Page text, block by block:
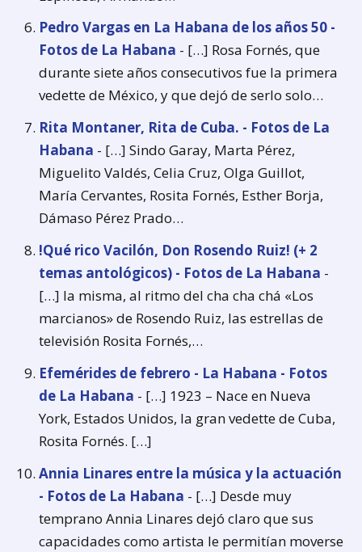
Pedro Vargas en La Habana de los años 50 -
Fotos de La Habana - […] Rosa Fornés, que
durante siete años consecutivos fue la primera
vedette de México, y que dejó de serlo solo…
Rita Montaner, Rita de Cuba. - Fotos de La
Habana - […] Sindo Garay, Marta Pérez,
Miguelito Valdés, Celia Cruz, Olga Guillot,
María Cervantes, Rosita Fornés, Esther Borja,
Dámaso Pérez Prado…
!Qué rico Vacilón, Don Rosendo Ruiz! (+ 2
temas antológicos) - Fotos de La Habana -
[…] la misma, al ritmo del cha cha chá «Los
marcianos» de Rosendo Ruiz, las estrellas de
televisión Rosita Fornés,…
Efemérides de febrero - La Habana - Fotos
de La Habana - […] 1923 – Nace en Nueva
York, Estados Unidos, la gran vedette de Cuba,
Rosita Fornés. […]
Annia Linares entre la música y la actuación
- Fotos de La Habana - […] Desde muy
temprano Annia Linares dejó claro que sus
capacidades como artista le permitían moverse